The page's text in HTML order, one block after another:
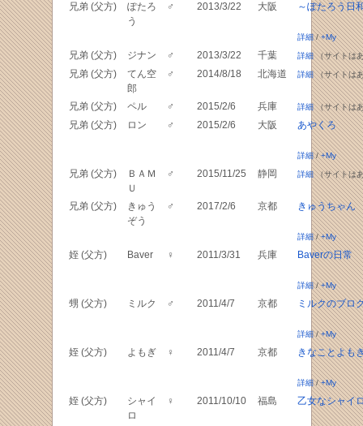
兄弟 (父方)
ぽたろ
う
♂ 2013/3/22 大阪 ～ぽたろう日
詳細/+My
兄弟 (父方) ジナン ♂ 2013/3/22 千葉 詳細（サイトは
兄弟 (父方)
てん空
郎
♂ 2014/8/18 北海道 詳細（サイトは
兄弟 (父方) ペル ♂ 2015/2/6 兵庫 詳細（サイトは
兄弟 (父方) ロン ♂ 2015/2/6 大阪 あやくろ
詳細/+My
兄弟 (父方)
ＢＡＭ
Ｕ
♂ 2015/11/25 静岡 詳細（サイトは
兄弟 (父方)
きゅう
ぞう
♂ 2017/2/6 京都 きゅうちゃん
詳細/+My
姪 (父方) Baver ♀ 2011/3/31 兵庫 Baverの日常
詳細/+My
甥 (父方) ミルク ♂ 2011/4/7 京都 ミルクのブロ
詳細/+My
姪 (父方) よもぎ ♀ 2011/4/7 京都 きなことよも
詳細/+My
姪 (父方)
シャイ
ロ
♀ 2011/10/10 福島 乙女なシャイ